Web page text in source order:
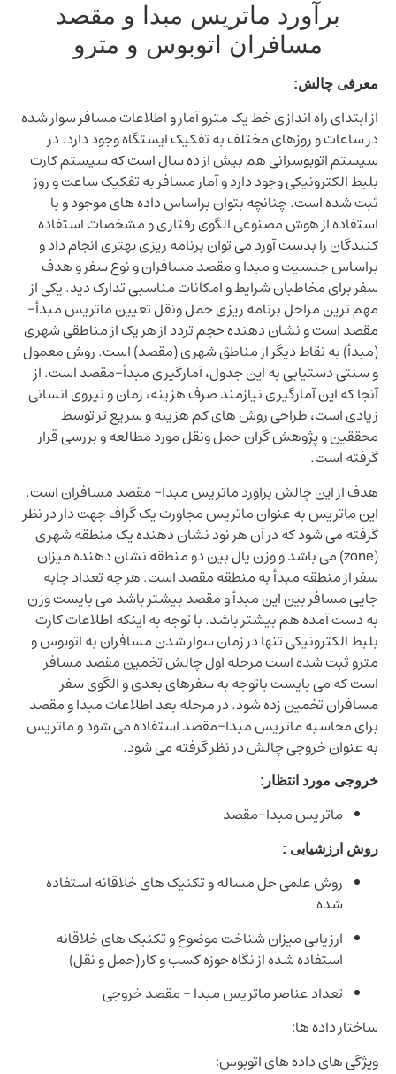
برآورد ماتریس مبدا و مقصد
مسافران اتوبوس و مترو
چالش:
راه اندازی خط یک مترو آمار و اطلاعات مسافر سوار شده
و روزهای مختلف به تفکیک ایستگاه وجود دارد. در
اتوبوسرانی هم بیش از ده سال است که سیستم کارت
الکترونیکی وجود دارد و آمار مسافر به تفکیک ساعت و روز
شده است. چنانچه بتوان براساس داده های موجود و با
از هوش مصنوعی الگوی رفتاری و مشخصات استفاده
را بدست آورد می توان برنامه ریزی بهتری انجام داد و
جنسیت و مبدا و مقصد مسافران و نوع سفر و هدف
برای مخاطبان شرایط و امکانات مناسبی تدارک دید. یکی از
ترین مراحل برنامه ریزی حمل ونقل تعیین ماتریس مبدأ-
است و نشان دهنده حجم تردد از هر یک از مناطقی شهری
به نقاط دیگر از مناطق شهری (مقصد) است. روش معمول
دستیابی به این جدول، آمارگیری مبدأ-مقصد است. از
که این آمارگیری نیازمند صرف هزینه، زمان و نیروی انسانی
است، طراحی روش های کم هزینه و سریع تر توسط
و پژوهش گران حمل ونقل مورد مطالعه و بررسی قرار
است.
از این چالش براورد ماتریس مبدا- مقصد مسافران است.
ماتریس به عنوان ماتریس مجاورت یک گراف جهت دار در نظر
می شود که در آن هر نود نشان دهنده یک منطقه شهری
(zone) می باشد و وزن یال بین دو منطقه نشان دهنده میزان
از منطقه مبدأ به منطقه مقصد است. هر چه تعداد جابه
مسافر بین این مبدأ و مقصد بیشتر باشد می بایست وزن
آمده هم بیشتر باشد. با توجه به اینکه اطلاعات کارت
الکترونیکی تنها در زمان سوار شدن مسافران به اتوبوس و
ثبت شده است مرحله اول چالش تخمین مقصد مسافر
که می بایست باتوجه به سفرهای بعدی و الگوی سفر
تخمین زده شود. در مرحله بعد اطلاعات مبدا و مقصد
محاسبه ماتریس مبدا-مقصد استفاده می شود و ماتریس
خروجی چالش در نظر گرفته می شود.
مورد انتظار:
ماتریس مبدا-مقصد
ارزشیابی :
روش علمی حل مساله و تکنیک های خلاقانه استفاده
ارزیابی میزان شناخت موضوع و تکنیک های خلاقانه
استفاده شده از نگاه حوزه کسب و کار(حمل و نقل)
تعداد عناصر ماتریس مبدا – مقصد خروجی
داده ها:
های داده های اتوبوس: